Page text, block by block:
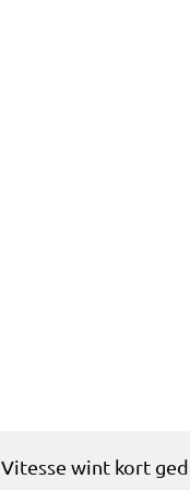
Vitesse wint kort